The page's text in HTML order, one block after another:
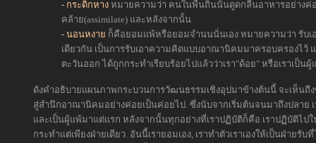
- กระดิกหาง หมายความว่า คนในพื้นถิ่นนั้นดูดกลืนอาหารอย่างค่
คล้าย(assimilate) และหลังจากนั้น
- นอนหงาย ก็คือยอมแพ้หรือยอมจำนนนั่นเอง หมายความว่า รับเ
เดียวกัน เป็นการรับเอาความคิดแบบอาณานิคมมาครอบครองไว้
ตะวันออก ได้ถูกกระทำเรียบร้อยไปแล้วว่าเรา"ด้อย" หรือเราเป็น
ดังคำอธิบายแผนภาพกระบวนการวัฒนธรรมเชิงอุปมาข้างต้นนี้ จะเห็นถึ
สู่สำนึกอาณานิคมอย่างค่อยเป็นค่อยไป. ซึ่งนับจากเริ่มต้นจนมาถึงปลาย
และเป็นผู้แพ้มาแต่แรก หลังจากนั้นทุกอย่างที่เราปฏิบัติก็คือ เราปฏิบัติไป
กระทำแต่เพียงฝ่ายเดียว. อันนี้เรายอมเอง, เราทำตัวเราเองให้เป็นฝ่าย